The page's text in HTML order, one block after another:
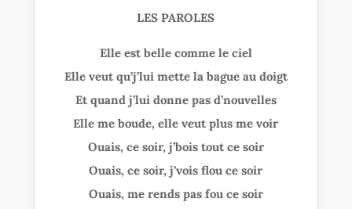
LES PAROLES
Elle est belle comme le ciel
Elle veut qu’j’lui mette la bague au doigt
Et quand j’lui donne pas d’nouvelles
Elle me boude, elle veut plus me voir
Ouais, ce soir, j’bois tout ce soir
Ouais, ce soir, j’vois flou ce soir
Ouais, me rends pas fou ce soir